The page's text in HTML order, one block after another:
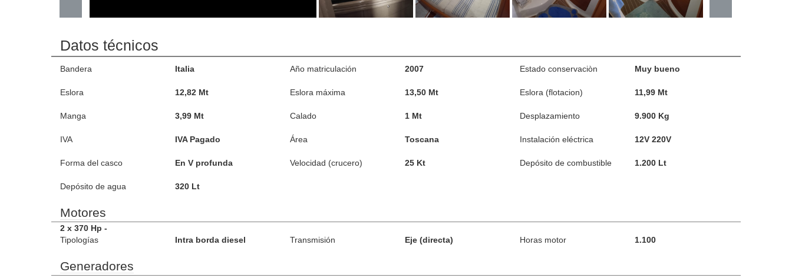
Datos técnicos
Bandera Italia Año matriculación 2007 Estado conservaciòn Muy bueno
Eslora 12,82 Mt Eslora máxima 13,50 Mt Eslora (flotacion) 11,99 Mt
Manga 3,99 Mt Calado 1 Mt Desplazamiento 9.900 Kg
IVA IVA Pagado Área Toscana Instalación eléctrica 12V 220V
Forma del casco En V profunda Velocidad (crucero) 25 Kt Depósito de combustible 1.200 Lt
Depósito de agua 320 Lt
Motores
2 x 370 Hp -
Tipologías
Intra borda diesel Transmisión Eje (directa) Horas motor 1.100
Generadores